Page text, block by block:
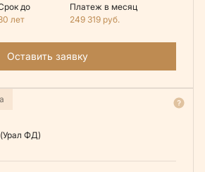
до
лет
Платеж в месяц
249 319 руб.
Оставить заявку
ФД)